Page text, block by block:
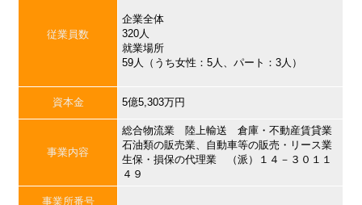
従業員数
企業全体
320人
就業場所
59人（うち女性：5人、パート：3人）
資本金 5億5,303万円
事業内容
総合物流業 陸上輸送 倉庫・不動産賃貸業
石油類の販売業、自動車等の販売・リース業
生保・損保の代理業 （派）１４－３０１１
４９
事業所番号